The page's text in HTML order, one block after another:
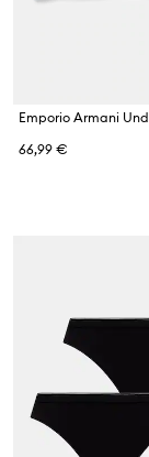
66,99 €